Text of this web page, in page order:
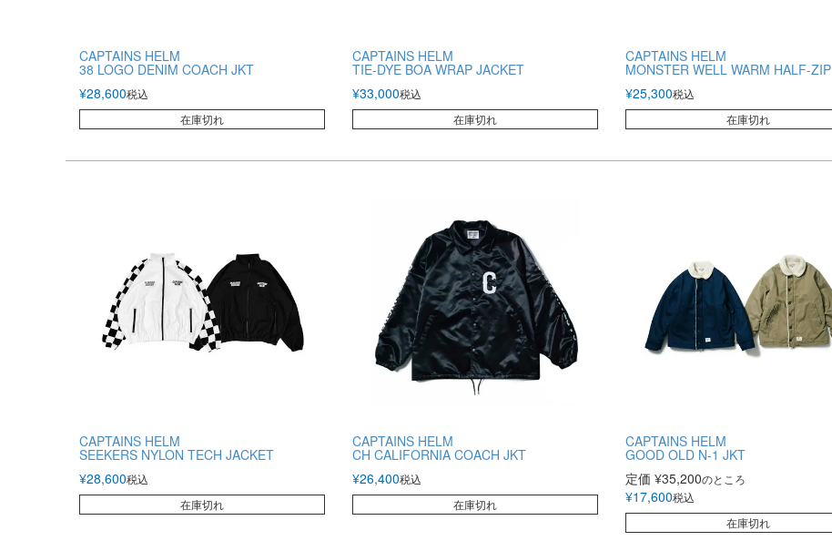
CAPTAINS HELM
38 LOGO DENIM COACH JKT
¥28,600税込
在庫切れ
CAPTAINS HELM
TIE-DYE BOA WRAP JACKET
¥33,000税込
在庫切れ
CAPTAINS HELM
MONSTER WELL WARM HALF-ZIP
¥25,300税込
在庫切れ
CAPTAINS HELM
SEEKERS NYLON TECH JACKET
¥28,600税込
在庫切れ
CAPTAINS HELM
CH CALIFORNIA COACH JKT
¥26,400税込
在庫切れ
CAPTAINS HELM
GOOD OLD N-1 JKT
定価 ¥35,200のところ
¥17,600税込
在庫切れ